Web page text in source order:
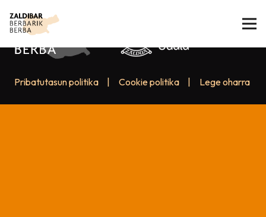
Pribatutasun politika Cookie politika Lege oharra